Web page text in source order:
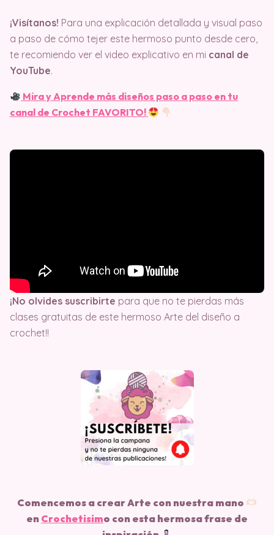
¡Visítanos! Para una explicación detallada y visual paso
a paso de cómo tejer este hermoso punto desde cero,
te recomiendo ver el video explicativo en mi canal de
YouTube.
Mira y Aprende más diseños paso a paso en tu
canal de Crochet FAVORITO!
¡No olvides suscribirte para que no te pierdas más
clases gratuitas de este hermoso Arte del diseño a
crochet!!
Comencemos a crear Arte con nuestra mano
en Crochetisimo con esta hermosa frase de